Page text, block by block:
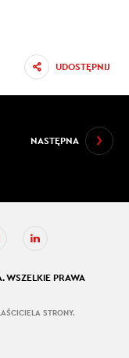
UDOSTĘPNIJ
NASTĘPNA
WSZELKIE PRAWA
STRONY.